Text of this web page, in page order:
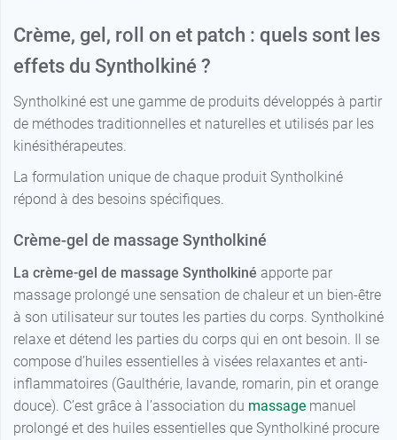
Crème, gel, roll on et patch : quels sont les
effets du Syntholkiné ?
Syntholkiné est une gamme de produits développés à partir
de méthodes traditionnelles et naturelles et utilisés par les
kinésithérapeutes.
La formulation unique de chaque produit Syntholkiné
répond à des besoins spécifiques.
Crème-gel de massage Syntholkiné
La crème-gel de massage Syntholkiné apporte par
massage prolongé une sensation de chaleur et un bien-être
à son utilisateur sur toutes les parties du corps. Syntholkiné
relaxe et détend les parties du corps qui en ont besoin. Il se
compose d’huiles essentielles à visées relaxantes et anti-
inflammatoires (Gaulthérie, lavande, romarin, pin et orange
douce). C’est grâce à l’association du massage manuel
prolongé et des huiles essentielles que Syntholkiné procure